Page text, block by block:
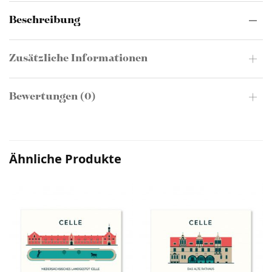
Beschreibung
Zusätzliche Informationen
Bewertungen (0)
Ähnliche Produkte